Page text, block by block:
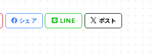
シェア LINE ポスト